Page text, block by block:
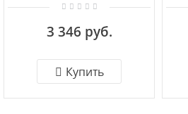
3 346 руб.
Купить